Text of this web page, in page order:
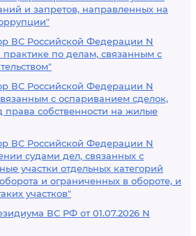
и запретов, направленных на
ВС Российской Федерации N
практике по делам, связанным с
ВС Российской Федерации N
с оспариванием сделок,
права собственности на жилые
ВС Российской Федерации N
судами дел, связанных с
участки отдельных категорий
и ограниченных в обороте, и
участков"
ВС РФ от 01.07.2026 N